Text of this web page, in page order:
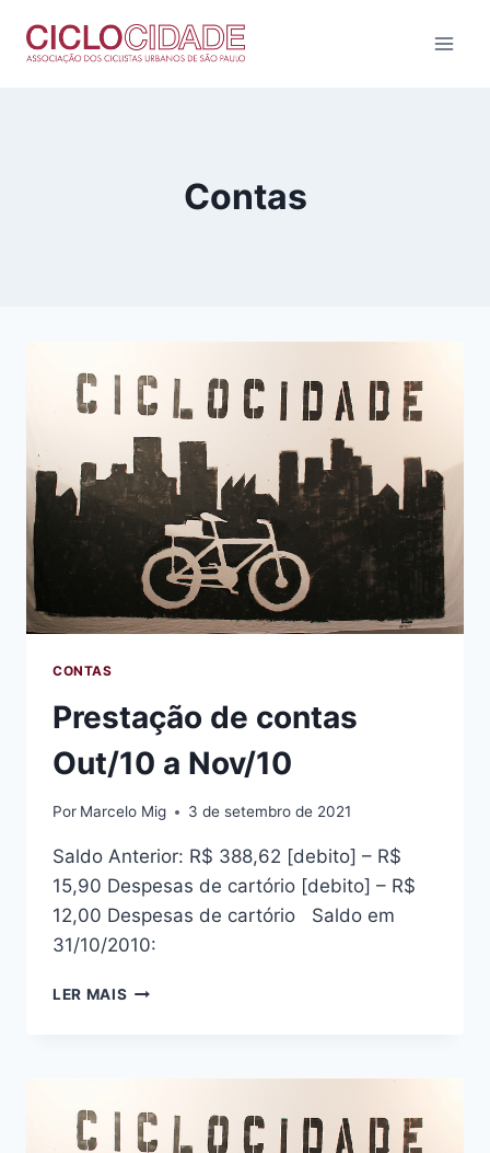
para
Contas
CONTAS
Prestação de contas
Out/10 a Nov/10
Por Marcelo Mig 3 de setembro de 2021
Saldo Anterior: R$ 388,62 [debito] – R$
15,90 Despesas de cartório [debito] – R$
12,00 Despesas de cartório Saldo em
31/10/2010:
LER MAIS PRESTAÇÃO